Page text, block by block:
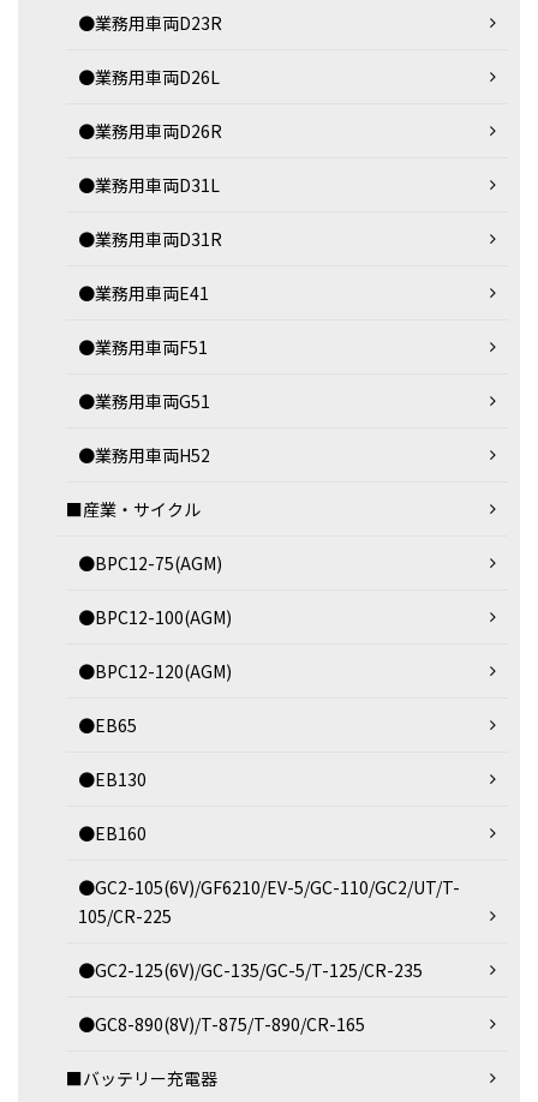
●業務用車両D23R
●業務用車両D26L
●業務用車両D26R
●業務用車両D31L
●業務用車両D31R
●業務用車両E41
●業務用車両F51
●業務用車両G51
●業務用車両H52
■産業・サイクル
●BPC12-75(AGM)
●BPC12-100(AGM)
●BPC12-120(AGM)
●EB65
●EB130
●EB160
●GC2-105(6V)/GF6210/EV-5/GC-110/GC2/UT/T-
105/CR-225
●GC2-125(6V)/GC-135/GC-5/T-125/CR-235
●GC8-890(8V)/T-875/T-890/CR-165
■バッテリー充電器